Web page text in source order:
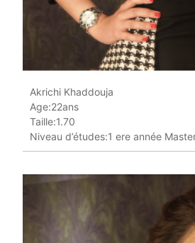
Akrichi Khaddouja
Age:22ans
Taille:1.70
Niveau d’études:1 ere année